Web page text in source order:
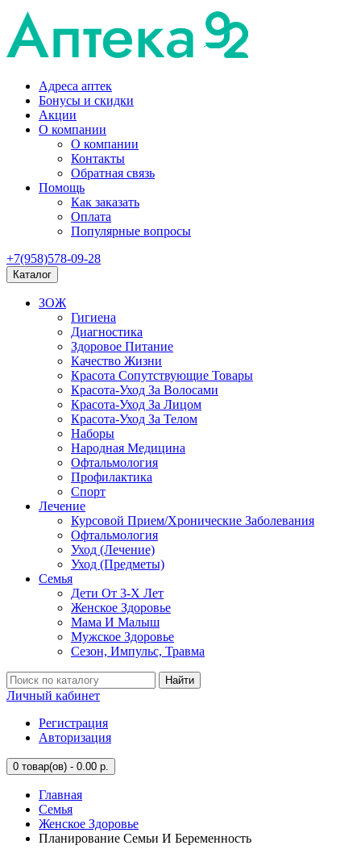
Адреса аптек
Бонусы и скидки
Акции
О компании
О компании
Контакты
Обратная связь
Помощь
Как заказать
Оплата
Популярные вопросы
+7(958)578-09-28
Каталог
ЗОЖ
Гигиена
Диагностика
Здоровое Питание
Качество Жизни
Красота Сопутствующие Товары
Красота-Уход За Волосами
Красота-Уход За Лицом
Красота-Уход За Телом
Наборы
Народная Медицина
Офтальмология
Профилактика
Спорт
Лечение
Курсовой Прием/Хронические Заболевания
Офтальмология
Уход (Лечение)
Уход (Предметы)
Семья
Дети От 3-Х Лет
Женское Здоровье
Мама И Малыш
Мужское Здоровье
Сезон, Импульс, Травма
Найти
Личный кабинет
Регистрация
Авторизация
0 товар(ов) - 0.00 р.
Главная
Семья
Женское Здоровье
Планирование Семьи И Беременность